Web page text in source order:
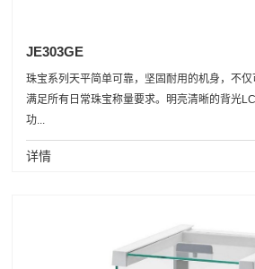
JE303GE
珠宝系列天平简单可靠，坚固耐用的机身，不仅
满足所有日常珠宝称量要求。明亮清晰的背光
功...
详情